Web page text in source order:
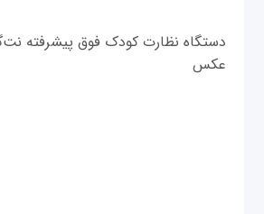
دستگاه نظارت کودک فوق پیشرفته
عکس